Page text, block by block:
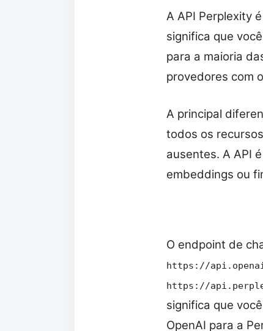
A API Perplexity
significa que
para a maioria
provedores com
A principal
todos os
ausentes. A API
embeddings ou
O endpoint de
https://
https://
significa que
OpenAI para a